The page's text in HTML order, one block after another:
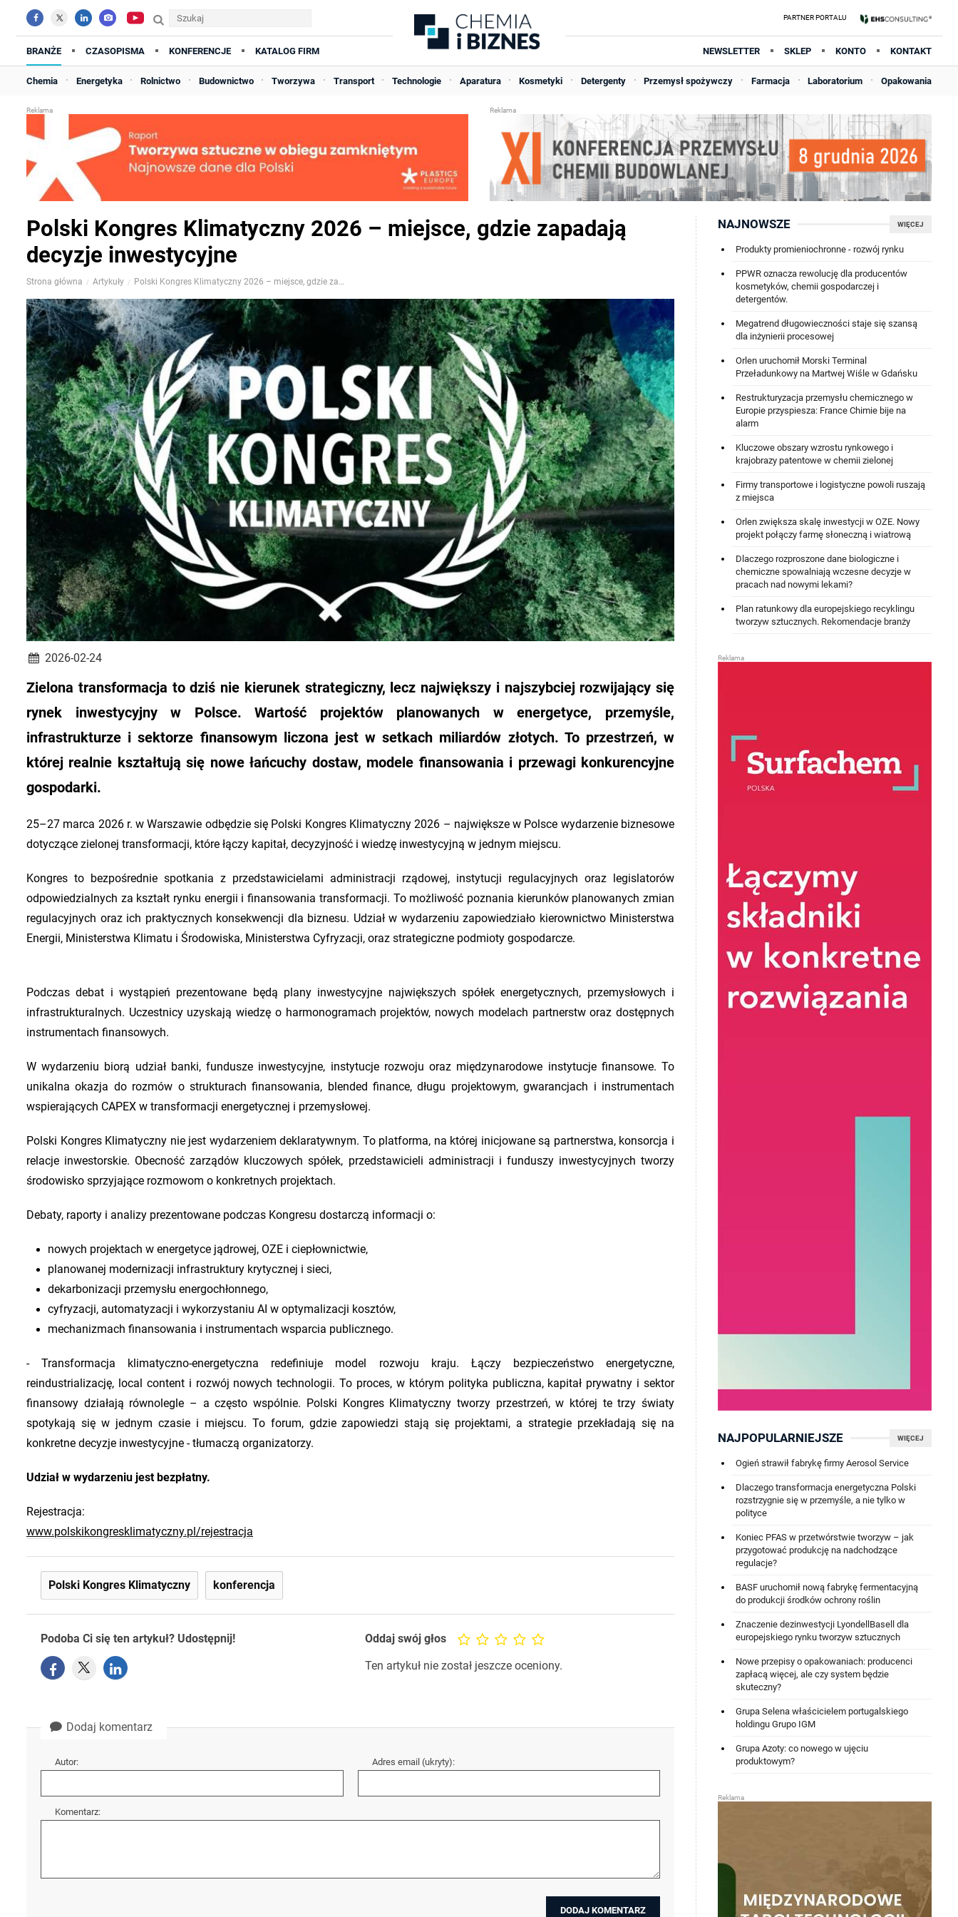
BRANŻE CZASOPISMA KONFERENCJE KATALOG FIRM NEWSLETTER SKLEP KONTO KONTAKT
Chemia Energetyka Rolnictwo Budownictwo Tworzywa Transport Technologie Aparatura Kosmetyki Detergenty Przemysł spożywczy Farmacja Laboratorium Opakowania
Polski Kongres Klimatyczny 2026 – miejsce, gdzie zapadają
decyzje inwestycyjne
Strona główna Artykuły Polski Kongres Klimatyczny 2026 – miejsce, gdzie zapadają decyzje inwestycyjne
2026-02-24
Zielona transformacja to dziś nie kierunek strategiczny, lecz największy i najszybciej rozwijający się
rynek inwestycyjny w Polsce. Wartość projektów planowanych w energetyce, przemyśle,
infrastrukturze i sektorze finansowym liczona jest w setkach miliardów złotych. To przestrzeń, w
której realnie kształtują się nowe łańcuchy dostaw, modele finansowania i przewagi konkurencyjne
gospodarki.
25–27 marca 2026 r. w Warszawie odbędzie się Polski Kongres Klimatyczny 2026 – największe w Polsce wydarzenie biznesowe
dotyczące zielonej transformacji, które łączy kapitał, decyzyjność i wiedzę inwestycyjną w jednym miejscu.
Kongres to bezpośrednie spotkania z przedstawicielami administracji rządowej, instytucji regulacyjnych oraz legislatorów
odpowiedzialnych za kształt rynku energii i finansowania transformacji. To możliwość poznania kierunków planowanych zmian
regulacyjnych oraz ich praktycznych konsekwencji dla biznesu. Udział w wydarzeniu zapowiedziało kierownictwo Ministerstwa
Energii, Ministerstwa Klimatu i Środowiska, Ministerstwa Cyfryzacji, oraz strategiczne podmioty gospodarcze.
Podczas debat i wystąpień prezentowane będą plany inwestycyjne największych spółek energetycznych, przemysłowych i
infrastrukturalnych. Uczestnicy uzyskają wiedzę o harmonogramach projektów, nowych modelach partnerstw oraz dostępnych
instrumentach finansowych.
W wydarzeniu biorą udział banki, fundusze inwestycyjne, instytucje rozwoju oraz międzynarodowe instytucje finansowe. To
unikalna okazja do rozmów o strukturach finansowania, blended finance, długu projektowym, gwarancjach i instrumentach
wspierających CAPEX w transformacji energetycznej i przemysłowej.
Polski Kongres Klimatyczny nie jest wydarzeniem deklaratywnym. To platforma, na której inicjowane są partnerstwa, konsorcja i
relacje inwestorskie. Obecność zarządów kluczowych spółek, przedstawicieli administracji i funduszy inwestycyjnych tworzy
środowisko sprzyjające rozmowom o konkretnych projektach.
Debaty, raporty i analizy prezentowane podczas Kongresu dostarczą informacji o:
nowych projektach w energetyce jądrowej, OZE i ciepłownictwie,
planowanej modernizacji infrastruktury krytycznej i sieci,
dekarbonizacji przemysłu energochłonnego,
cyfryzacji, automatyzacji i wykorzystaniu AI w optymalizacji kosztów,
mechanizmach finansowania i instrumentach wsparcia publicznego.
- Transformacja klimatyczno-energetyczna redefiniuje model rozwoju kraju. Łączy bezpieczeństwo energetyczne,
reindustrializację, local content i rozwój nowych technologii. To proces, w którym polityka publiczna, kapitał prywatny i sektor
finansowy działają równolegle – a często wspólnie. Polski Kongres Klimatyczny tworzy przestrzeń, w której te trzy światy
spotykają się w jednym czasie i miejscu. To forum, gdzie zapowiedzi stają się projektami, a strategie przekładają się na
konkretne decyzje inwestycyjne - tłumaczą organizatorzy.
Udział w wydarzeniu jest bezpłatny.
Rejestracja:
www.polskikongresklimatyczny.pl/rejestracja
Polski Kongres Klimatyczny konferencja
Podoba Ci się ten artykuł? Udostępnij! Oddaj swój głos
Ten artykuł nie został jeszcze oceniony.
Dodaj komentarz
Autor: Adres email (ukryty):
Komentarz:
WIĘCEJ
NAJNOWSZE
Produkty promieniochronne - rozwój rynku
PPWR oznacza rewolucję dla producentów
kosmetyków, chemii gospodarczej i
detergentów.
Megatrend długowieczności staje się szansą
dla inżynierii procesowej
Orlen uruchomił Morski Terminal
Przeładunkowy na Martwej Wiśle w Gdańsku
Restrukturyzacja przemysłu chemicznego w
Europie przyspiesza: France Chimie bije na
alarm
Kluczowe obszary wzrostu rynkowego i
krajobrazy patentowe w chemii zielonej
Firmy transportowe i logistyczne powoli ruszają
z miejsca
Orlen zwiększa skalę inwestycji w OZE. Nowy
projekt połączy farmę słoneczną i wiatrową
Dlaczego rozproszone dane biologiczne i
chemiczne spowalniają wczesne decyzje w
pracach nad nowymi lekami?
Plan ratunkowy dla europejskiego recyklingu
tworzyw sztucznych. Rekomendacje branży
WIĘCEJ
NAJPOPULARNIEJSZE
Ogień strawił fabrykę firmy Aerosol Service
Dlaczego transformacja energetyczna Polski
rozstrzygnie się w przemyśle, a nie tylko w
polityce
Koniec PFAS w przetwórstwie tworzyw – jak
przygotować produkcję na nadchodzące
regulacje?
BASF uruchomił nową fabrykę fermentacyjną
do produkcji środków ochrony roślin
Znaczenie dezinwestycji LyondellBasell dla
europejskiego rynku tworzyw sztucznych
Nowe przepisy o opakowaniach: producenci
zapłacą więcej, ale czy system będzie
skuteczny?
Grupa Selena właścicielem portugalskiego
holdingu Grupo IGM
Grupa Azoty: co nowego w ujęciu
produktowym?